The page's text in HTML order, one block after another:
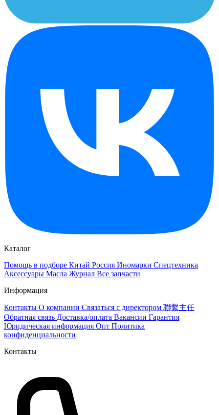
Каталог
Помощь в подборе Китай Россия Иномарки Спецтехника
Аксессуары Масла Журнал Все запчасти
Информация
Контакты О компании Связаться с директором 聯繫主任
Обратная связь Доставка/оплата Вакансии Гарантия
Юридическая информация Опт Политика
конфиденциальности
Контакты